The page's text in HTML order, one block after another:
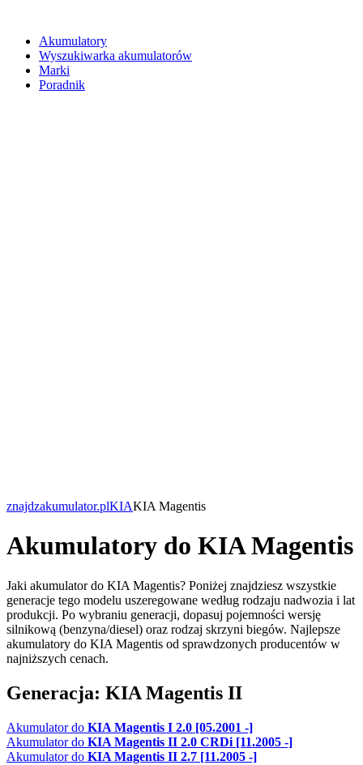
Akumulatory
Wyszukiwarka akumulatorów
Marki
Poradnik
znajdzakumulator.plKIAKIA Magentis
Akumulatory do KIA Magentis
Jaki akumulator do KIA Magentis? Poniżej znajdziesz wszystkie
generacje tego modelu uszeregowane według rodzaju nadwozia i lat
produkcji. Po wybraniu generacji, dopasuj pojemności wersję
silnikową (benzyna/diesel) oraz rodzaj skrzyni biegów. Najlepsze
akumulatory do KIA Magentis od sprawdzonych producentów w
najniższych cenach.
Generacja: KIA Magentis II
Akumulator do KIA Magentis I 2.0 [05.2001 -]
Akumulator do KIA Magentis II 2.0 CRDi [11.2005 -]
Akumulator do KIA Magentis II 2.7 [11.2005 -]